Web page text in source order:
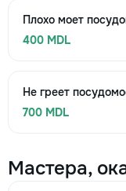
Плохо моет
400 MDL
Не греет
700 MDL
Мастера,